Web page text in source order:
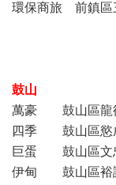
環保商旅 前鎮
鼓山
萬豪 鼓山區龍
四季 鼓山區慾
巨蛋 鼓山區文
伊甸 鼓山區裕